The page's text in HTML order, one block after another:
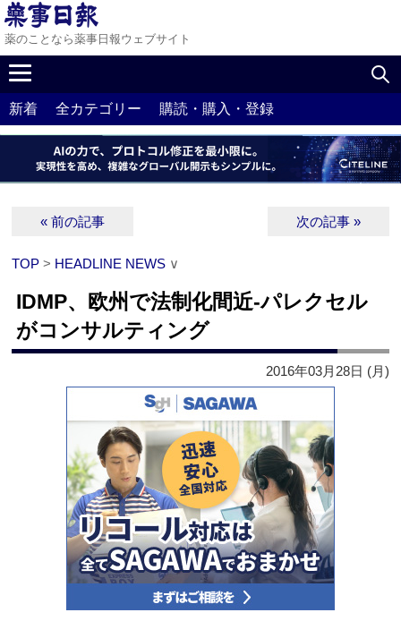
薬のことなら薬事日報ウェブサイト
新着 全カテゴリー 購読・購入・登録
« 前の記事 次の記事 »
TOP > HEADLINE NEWS ∨
IDMP、欧州で法制化間近‐パレクセル
がコンサルティング
2016年03月28日 (月)